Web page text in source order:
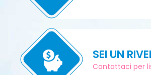
SEI UN
Contattaci per